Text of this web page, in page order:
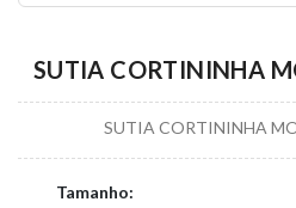
SUTIA CORTININHA
SUTIA CORTININHA
Tamanho: